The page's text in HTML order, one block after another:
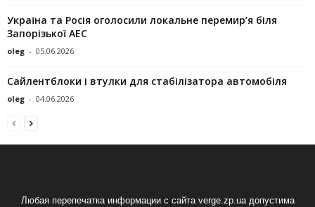
Україна та Росія оголосили локальне перемир’я біля
Запорізької АЕС
oleg - 05.06.2026
Сайлентблоки і втулки для стабілізатора автомобіля
oleg - 04.06.2026
Любая перепечатка информации с сайта verge.zp.ua допустима